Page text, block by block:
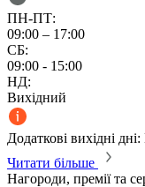
ПН-ПТ:
09:00 – 17:00
СБ:
09:00 - 15:00
НД:
Вихідний
Додаткові вихідні
Читати більше
Нагороди, премії та